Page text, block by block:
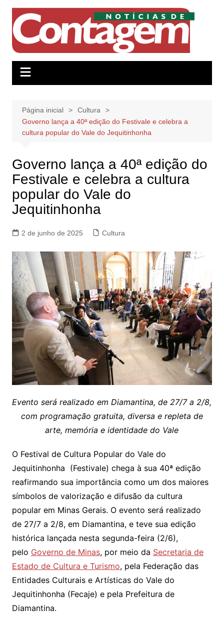
conteúdo
Página inicial
Cultura
Governo lança a 40ª edição do Festivale e celebra a
cultura popular do Vale do Jequitinhonha
Governo lança a 40ª edição do
Festivale e celebra a cultura
popular do Vale do
Jequitinhonha
2 de junho de 2025 Cultura
Evento será realizado em Diamantina, de 27/7 a 2/8,
com programação gratuita, diversa e repleta de
arte, memória e identidade do Vale
O Festival de Cultura Popular do Vale do
Jequitinhonha (Festivale) chega à sua 40ª edição
reafirmando sua importância como um dos maiores
símbolos de valorização e difusão da cultura
popular em Minas Gerais. O evento será realizado
de 27/7 a 2/8, em Diamantina, e teve sua edição
histórica lançada nesta segunda-feira (2/6),
pelo Governo de Minas, por meio da Secretaria de
Estado de Cultura e Turismo, pela Federação das
Entidades Culturais e Artísticas do Vale do
Jequitinhonha (Fecaje) e pela Prefeitura de
Diamantina.